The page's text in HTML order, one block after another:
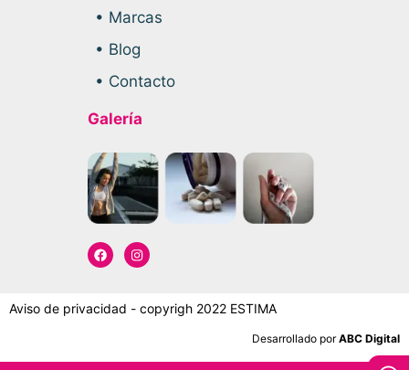
• Marcas
• Blog
• Contacto
Galería
Aviso de privacidad - copyrigh 2022 ESTIMA
Desarrollado porABC Digital